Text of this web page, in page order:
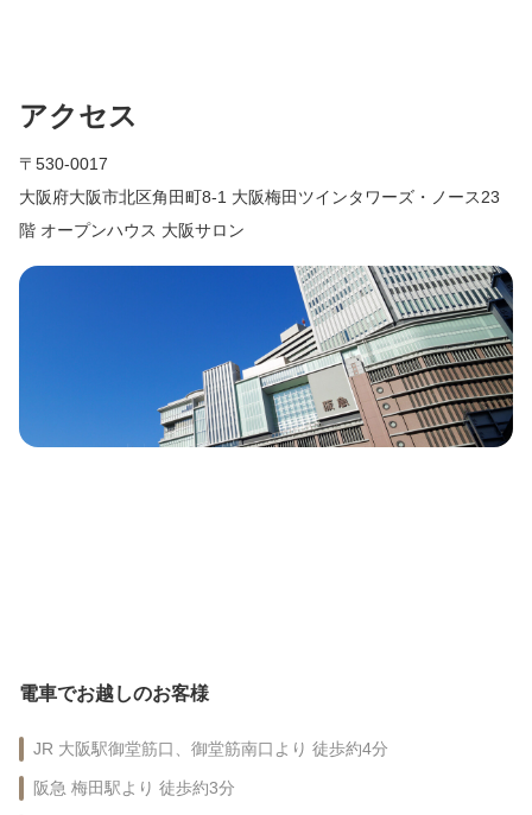
アクセス
〒530-0017
大阪府大阪市北区角田町8-1 大阪梅田ツインタワーズ・ノース23
階 オープンハウス 大阪サロン
電車でお越しのお客様
JR 大阪駅御堂筋口、御堂筋南口より 徒歩約4分
阪急 梅田駅より 徒歩約3分